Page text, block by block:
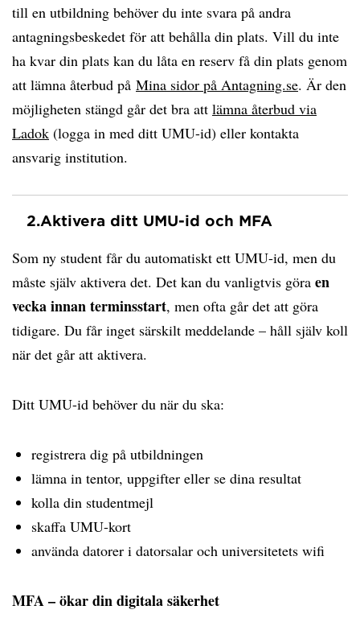
till en utbildning behöver du inte svara på andra
antagningsbeskedet för att behålla din plats. Vill du inte
ha kvar din plats kan du låta en reserv få din plats genom
att lämna återbud på Mina sidor på Antagning.se. Är den
möjligheten stängd går det bra att lämna återbud via
Ladok (logga in med ditt UMU-id) eller kontakta
ansvarig institution.
2.Aktivera ditt UMU-id och MFA
Som ny student får du automatiskt ett UMU-id, men du
måste själv aktivera det. Det kan du vanligtvis göra en
vecka innan terminsstart, men ofta går det att göra
tidigare. Du får inget särskilt meddelande – håll själv koll
när det går att aktivera.
Ditt UMU-id behöver du när du ska:
registrera dig på utbildningen
lämna in tentor, uppgifter eller se dina resultat
kolla din studentmejl
skaffa UMU-kort
använda datorer i datorsalar och universitetets wifi
MFA – ökar din digitala säkerhet